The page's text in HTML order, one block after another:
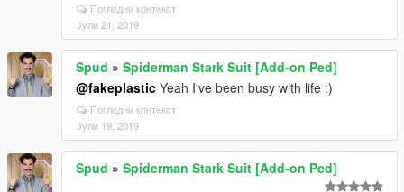
Погледни контекст
Јули 21, 2019
Spud » Spiderman Stark Suit [Add-on Ped]
@fakeplastic Yeah I've been busy with life :)
Погледни контекст
Јули 19, 2019
Spud » Spiderman Stark Suit [Add-on Ped]